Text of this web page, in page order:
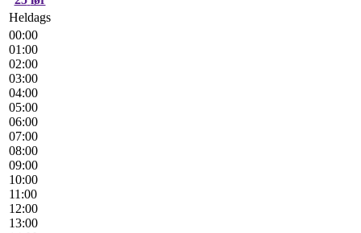
Heldags
00:00
01:00
02:00
03:00
04:00
05:00
06:00
07:00
08:00
09:00
10:00
11:00
12:00
13:00